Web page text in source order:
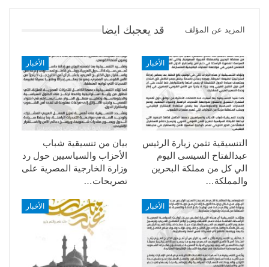
قد يعجبك ايضا المزيد عن المؤلف
الأخبار
بيان من تنسيقية شباب
الأحزاب والسياسيين حول رد
وزارة الخارجية المصرية على
تصريحات…
الأخبار
التنسيقية تثمن زيارة الرئيس
عبدالفتاح السيسى اليوم
الي كل من مملكة البحرين
والمملكة…
الأخبار الأخبار